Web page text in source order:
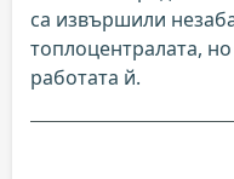
са извършили
топлоцентралата,
работата й.